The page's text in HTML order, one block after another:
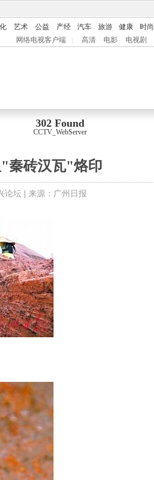
艺术 公益 产经 汽车 旅游 健康 时尚
网络电视客户端 高清 电影 电视剧
302 Found
CCTV_WebServer
秦砖汉瓦"烙印
论坛| 来源： 广州日报